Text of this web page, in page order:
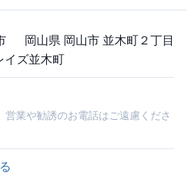
岡山県 岡山市 並木町２丁目
イズ並木町
営業や勧誘のお電話はご遠慮くださ